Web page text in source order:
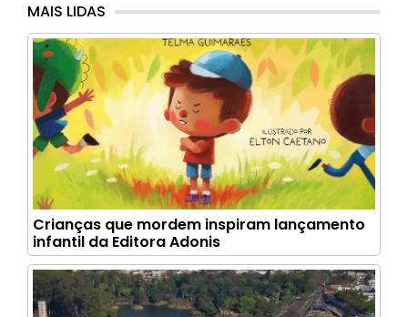
MAIS LIDAS
Crianças que mordem inspiram lançamento
infantil da Editora Adonis